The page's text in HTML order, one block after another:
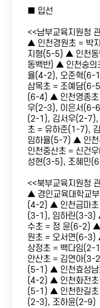
■ 입선
<<남부교육지원청
▲ 인천경원초 = 박
지형(5-5) ▲ 인천동
동백반) ▲ 인천숭
율(4-2), 오준혁(6-
삼목초 = 조예담(6-
(6-4) ▲ 인천영종초
우(2-3), 이은서(6-
(2-1), 김서우(2-
초 = 유하준(1-7),
임하율(5-7) ▲ 인
인천중산초 = 신건
성현(3-5), 조혜민
<<북부교육지원청
▲ 경인교육대학교
(4-2) ▲ 인천금마
(3-1), 임하린(3-3)
수초 = 정 윤(6-2)
원초 = 오서연(6-
상정초 = 백다임
안산초 = 김연아
(5-1) ▲ 인천효성
(4-2) ▲ 인천화전
(5-1) ▲ 인천한길
(2-3), 조하윤(2-9)